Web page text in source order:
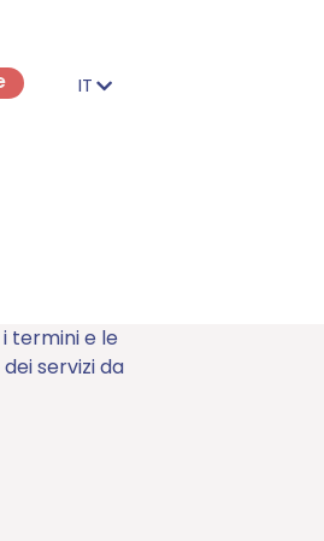
IT
termini e le
servizi da